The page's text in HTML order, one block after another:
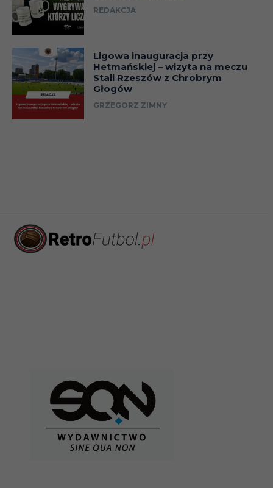
REDAKCJA
Ligowa inauguracja przy
Hetmańskiej – wizyta na meczu
Stali Rzeszów z Chrobrym
Głogów
GRZEGORZ ZIMNY